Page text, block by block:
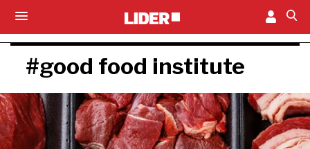
#good food institute